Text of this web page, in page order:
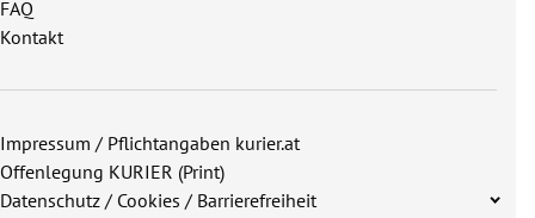
FAQ
Kontakt
Impressum / Pflichtangaben kurier.at
Offenlegung KURIER (Print)
Datenschutz / Cookies / Barrierefreiheit